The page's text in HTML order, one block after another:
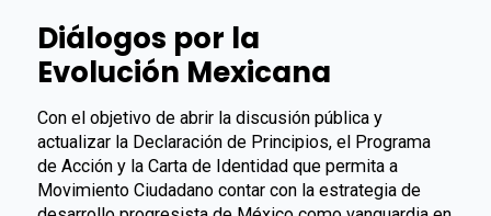
Diálogos por la
Evolución Mexicana
Con el objetivo de abrir la discusión pública y
actualizar la Declaración de Principios, el Programa
de Acción y la Carta de Identidad que permita a
Movimiento Ciudadano contar con la estrategia de